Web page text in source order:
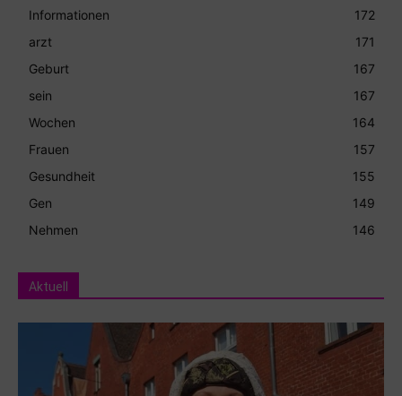
Informationen
172
arzt
171
Geburt
167
sein
167
Wochen
164
Frauen
157
Gesundheit
155
Gen
149
Nehmen
146
Aktuell